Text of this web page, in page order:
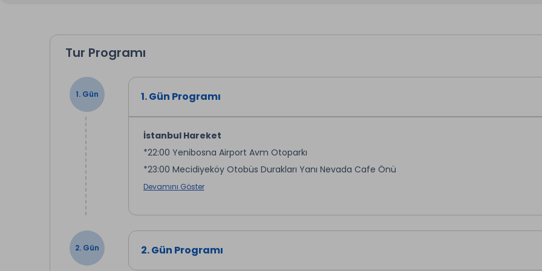
Tur Programı
1. Gün 1. Gün Programı
İstanbul Hareket
*22:00 Yenibosna Airport Avm Otoparkı
*23:00 Mecidiyeköy Otobüs Durakları Yanı Nevada Cafe Önü
*23:55 Kadıköy Evlendirme Dairesi İspark Otopark Yanı
Devamını Göster
2. Gün 2. Gün Programı